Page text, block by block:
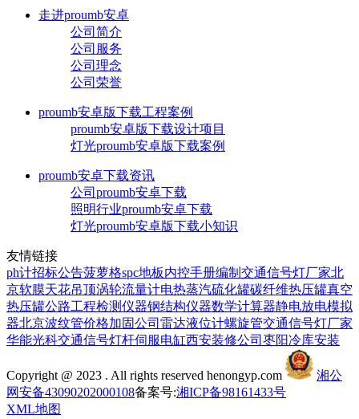
走进proumb安卓
公司简介
公司服务
公司理念
公司荣誉
proumb安卓版下载工程案例
proumb安卓版下载设计项目
灯光proumb安卓版下载案例
proumb安卓下载资讯
公司proumb安卓下载
照明行业proumb安卓下载
灯光proumb安卓版下载小知识
友情链接
ph计招标公告菠萝格spc地板内控手册编制 交通信号灯厂家北
京软膜天花吊顶涡轮流量计电热蒸汽硫化罐碳纤维热压罐真空
热压罐公路工程检测仪器钢结构仪器数学计算器静电放电模拟
器北京波纹管价格加固公司 雷达液位计螺旋管交通信号灯厂家
华能光科交通信号灯杆伺服电缸西安装修公司 枣阳冷库安装
Copyright @ 2023 . All rights reserved henongyp.com
湘公
网安备43090202000108备案号:湘ICP备98161433号
XML地图